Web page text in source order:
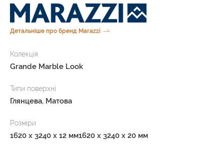
Детальніше про бренд Marazzi
Колекція
Grande Marble Look
Типи поверхні
Глянцева, Матова
Розміри
1620 x 3240 x 12 мм1620 x 3240 x 20 мм